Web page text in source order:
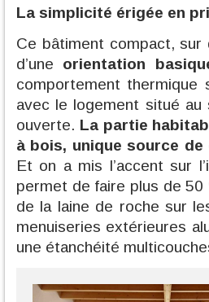
La simplicité érigée en
Ce bâtiment compact,
d’une orientation
comportement thermique
avec le logement situé
ouverte. La partie
à bois, unique source de
Et on a mis l’accent sur
permet de faire plus de 50
de la laine de roche sur
menuiseries extérieures
une étanchéité